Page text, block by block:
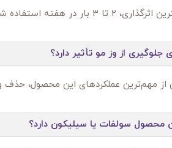
شود؛ اما روی موهای خیلی خشک حتی روزانه هم قابل استفاده است.
جلوگیری از وز مو تأثیر دارد؟
از مهم‌ترین عملکردهای این محصول،
محصول سولفات یا سیلیکون دارد؟